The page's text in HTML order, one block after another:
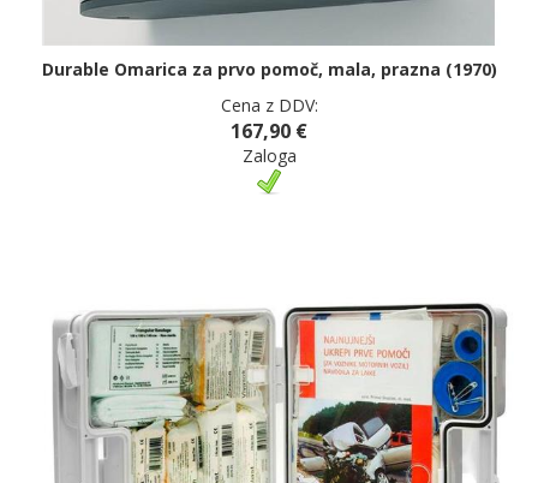
Durable Omarica za prvo pomoč, mala, prazna (1970)
Cena z DDV:
167,90 €
Zaloga